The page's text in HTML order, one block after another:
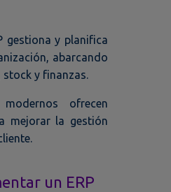
gestiona y planifica
abarcando
y finanzas.
ofrecen
mejorar la gestión
un ERP